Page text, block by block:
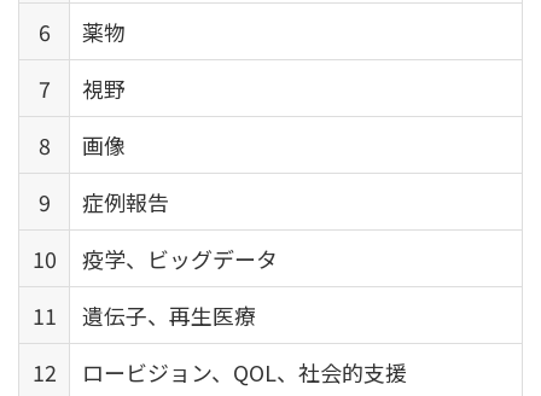
6
薬物
7
視野
8
画像
9
症例報告
10
疫学、ビッグデータ
11
遺伝子、再生医療
12
ロービジョン、QOL、社会的支援